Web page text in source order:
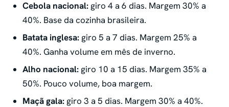
Cebola nacional: giro 4 a 6 dias. Margem 30% a
40%. Base da cozinha brasileira.
Batata inglesa: giro 5 a 7 dias. Margem 25% a
40%. Ganha volume em mês de inverno.
Alho nacional: giro 10 a 15 dias. Margem 35% a
50%. Pouco volume, boa margem.
Maçã gala: giro 3 a 5 dias. Margem 30% a 40%.